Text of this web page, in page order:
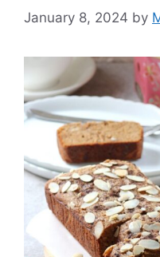
January 8, 2024 by